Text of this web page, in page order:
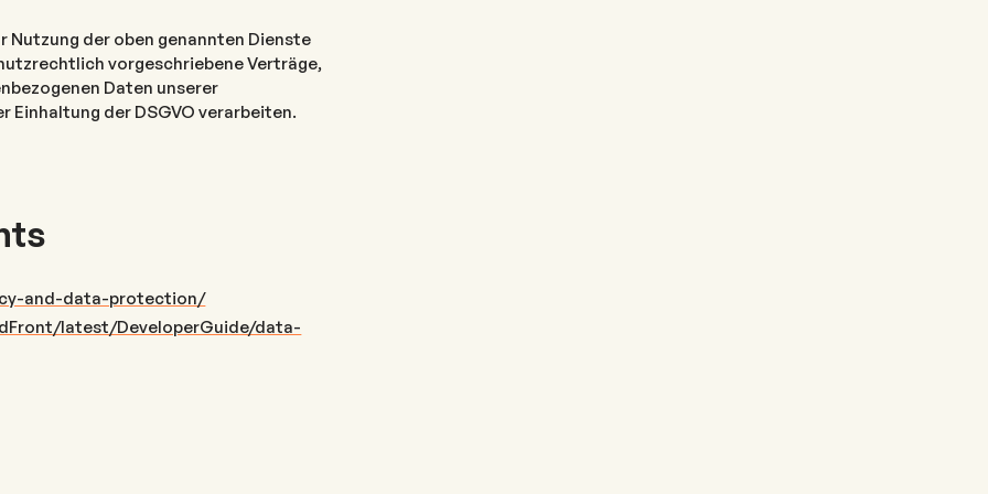
Nutzung der oben genannten Dienste
vorgeschriebene Verträge,
Daten unserer
Einhaltung der DSGVO verarbeiten.
and-data-protection/
latest/DeveloperGuide/data-